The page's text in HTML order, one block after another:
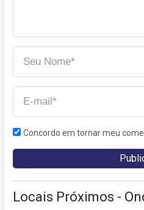
Concordo em tornar meu
Locais Próximos -